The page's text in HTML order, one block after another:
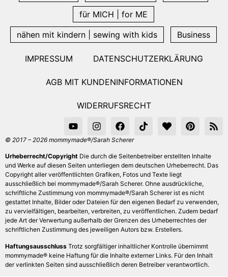
für MICH | for ME
nähen mit kindern | sewing with kids
Business
IMPRESSUM DATENSCHUTZERKLÄRUNG
AGB MIT KUNDENINFORMATIONEN
WIDERRUFSRECHT
© 2017 – 2026 mommymade®/Sarah Scherer
Urheberrecht/Copyright Die durch die Seitenbetreiber erstellten Inhalte
und Werke auf diesen Seiten unterliegen dem deutschen Urheberrecht. Das
Copyright aller veröffentlichten Grafiken, Fotos und Texte liegt
ausschließlich bei mommymade®/Sarah Scherer. Ohne ausdrückliche,
schriftliche Zustimmung von mommymade®/Sarah Scherer ist es nicht
gestattet Inhalte, Bilder oder Dateien für den eigenen Bedarf zu verwenden,
zu vervielfältigen, bearbeiten, verbreiten, zu veröffentlichen. Zudem bedarf
jede Art der Verwertung außerhalb der Grenzen des Urheberrechtes der
schriftlichen Zustimmung des jeweiligen Autors bzw. Erstellers.
Haftungsausschluss Trotz sorgfältiger inhaltlicher Kontrolle übernimmt
mommymade® keine Haftung für die Inhalte externer Links. Für den Inhalt
der verlinkten Seiten sind ausschließlich deren Betreiber verantwortlich.